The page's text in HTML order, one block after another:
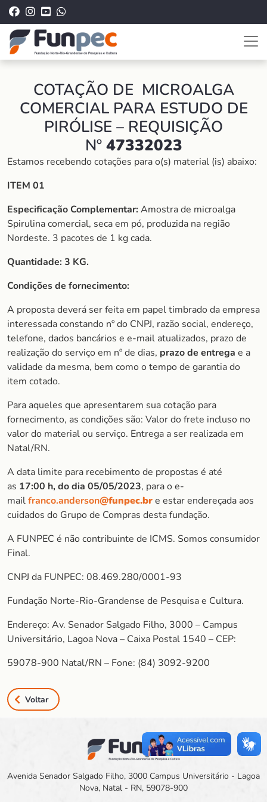
COTAÇÃO DE MICROALGA
COMERCIAL PARA ESTUDO DE
PIRÓLISE – REQUISIÇÃO
Nº 47332023
Estamos recebendo cotações para o(s) material (is) abaixo:
ITEM 01
Especificação Complementar:Amostra de microalga
Spirulina comercial, seca em pó, produzida na região
Nordeste. 3 pacotes de 1 kg cada.
Quantidade: 3 KG.
Condições de fornecimento:
A proposta deverá ser feita em papel timbrado da empresa
interessada constando nº do CNPJ, razão social, endereço,
telefone, dados bancários e e-mail atualizados, prazo de
realização do serviço em nº de dias, prazo de entrega e a
validade da mesma, bem como o tempo de garantia do
item cotado.
Para aqueles que apresentarem sua cotação para
fornecimento, as condições são: Valor do frete incluso no
valor do material ou serviço. Entrega a ser realizada em
Natal/RN.
A data limite para recebimento de propostas é até
as 17:00 h, do dia 05/05/2023, para o e-
mailfranco.anderson@funpec.bre estar endereçada aos
cuidados do Grupo de Compras desta fundação.
A FUNPEC é não contribuinte de ICMS. Somos consumidor
Final.
CNPJ da FUNPEC: 08.469.280/0001-93
Fundação Norte-Rio-Grandense de Pesquisa e Cultura.
Endereço: Av. Senador Salgado Filho, 3000 – Campus
Universitário, Lagoa Nova – Caixa Postal 1540 – CEP:
59078-900 Natal/RN – Fone: (84) 3092-9200
Voltar
Avenida Senador Salgado Filho, 3000 Campus Universitário - Lagoa
Nova, Natal - RN, 59078-900